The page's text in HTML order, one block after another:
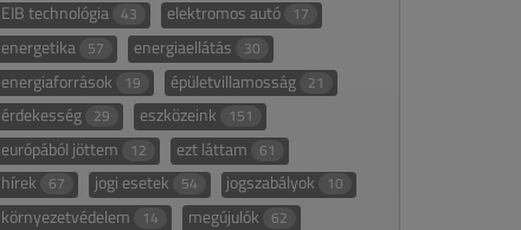
EIB technológia 43 elektromos autó 17
energetika 57 energiaellátás 30
energiaforrások 19 épületvillamosság 21
érdekesség 29 eszközeink 151
európából jöttem 12 ezt láttam 61
hírek 67 jogi esetek 54 jogszabályok 10
környezetvédelem 14 megújulók 62